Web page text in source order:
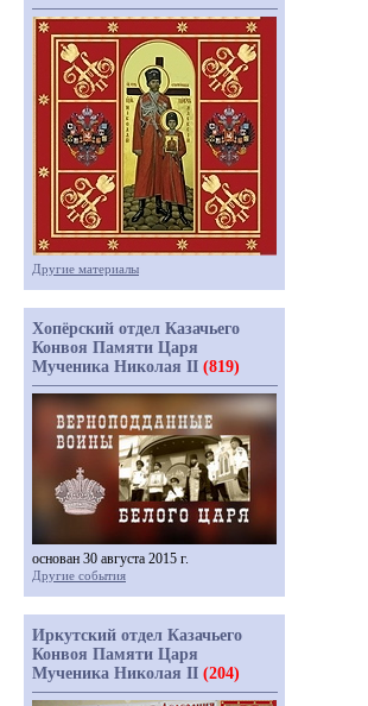
Другие материалы
Хопёрский отдел Казачьего
Конвоя Памяти Царя
Мученика Николая II (819)
основан 30 августа 2015 г.
Другие события
Иркутский отдел Казачьего
Конвоя Памяти Царя
Мученика Николая II (204)